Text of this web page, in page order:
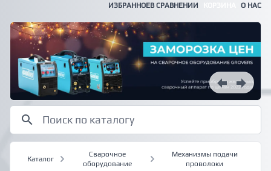
ИЗБРАННОЕВ СРАВНЕНИИ О НАС
Каталог
Сварочное
оборудование
Механизмы подачи
проволоки